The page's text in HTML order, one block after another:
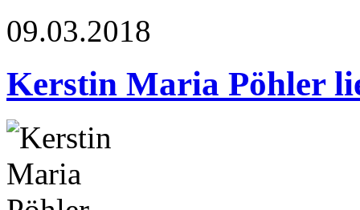
09.03.2018
Kerstin Maria Pöhler